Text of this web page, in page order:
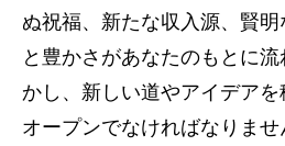
ぬ祝福、新たな収入源、賢
と豊かさがあなたのもとに
かし、新しい道やアイデアを
オープンでなければなりませ